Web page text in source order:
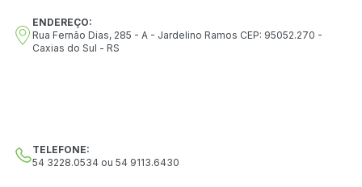
LINKS
ENDEREÇO:
Rua Fernão Dias, 285 - A - Jardelino Ramos CEP: 95052.270 -
Caxias do Sul - RS
TELEFONE:
54 3228.0534 ou 54 9113.6430